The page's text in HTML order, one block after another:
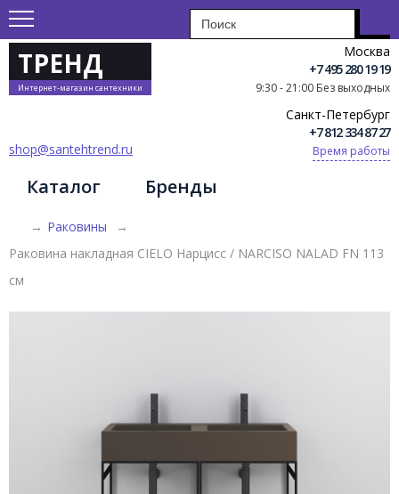
ТРЕНД
Интернет-магазин сантехники
Москва
+7 495 280 19 19
9:30 - 21:00 Без выходных
Санкт-Петербург
+7 812 334 87 27
Время работы
shop@santehtrend.ru
Каталог Бренды
→ Раковины
→
Раковина накладная CIELO Нарцисс / NARCISO NALAD FN 113
см